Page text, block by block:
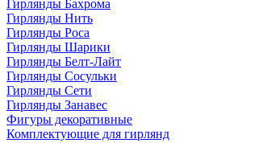
Гирлянды Бахрома
Гирлянды Нить
Гирлянды Роса
Гирлянды Шарики
Гирлянды Белт-Лайт
Гирлянды Сосульки
Гирлянды Сети
Гирлянды Занавес
Фигуры декоративные
Комплектующие для гирлянд